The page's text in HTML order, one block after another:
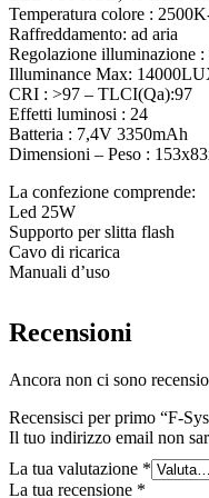
Temperatura colore :
Raffreddamento: ad aria
Regolazione illuminazione :
Illuminance Max:
CRI : >97 – TLCI(Qa):97
Effetti luminosi : 24
Batteria : 7,4V 3350mAh
Dimensioni – Peso :
La confezione comprende:
Led 25W
Supporto per slitta flash
Cavo di ricarica
Manuali d’uso
Recensioni
Ancora non ci sono
Recensisci per primo “F-
Il tuo indirizzo email non
La tua valutazione *
La tua recensione *